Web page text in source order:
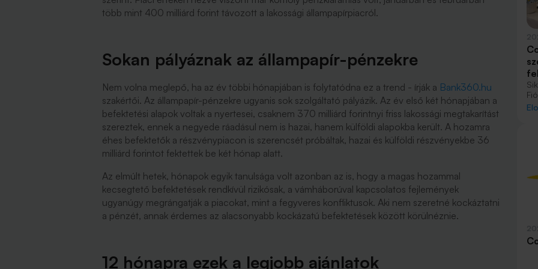
több mint 400 milliárd forint távozott a lakossági állampapírpiacról.
Sokan pályáznak az állampapír-pénzekre
Nem volna meglepő, ha az év többi hónapjában is folytatódna ez a trend - írják a Bank360.hu
szakértői. Az állampapír-pénzekre ugyanis sok szolgáltató pályázik. Az év első két hónapjában a
befektetési alapok voltak a nyertesei, csaknem 370 milliárd forintnyi friss lakossági megtakarítást
szereztek, ennek a negyede ráadásul nem is hazai, hanem külföldi alapokba került. A hozamra
éhes befektetők a részvénypiacon is szerencsét próbáltak, hazai és külföldi részvényekbe 36
milliárd forintot fektettek be két hónap alatt.
Az elmúlt hetek, hónapok egyik tanulsága volt azonban az is, hogy a magas hozammal
kecsegtető befektetések rendkívül rizikósak, a vámháborúval kapcsolatos fejlemények
ugyanúgy megrángatják a piacokat, mint a fegyveres konfliktusok. Aki nem szeretné kockáztatni
a pénzét, annak érdemes az alacsonyabb kockázatú befektetések között körülnéznie.
12 hónapra ezek a legjobb ajánlatok